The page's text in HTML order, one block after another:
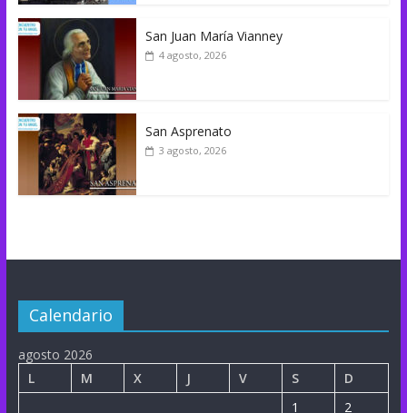
San Juan María Vianney
4 agosto, 2026
San Asprenato
3 agosto, 2026
Calendario
agosto 2026
L
M X J V S
D
1
2